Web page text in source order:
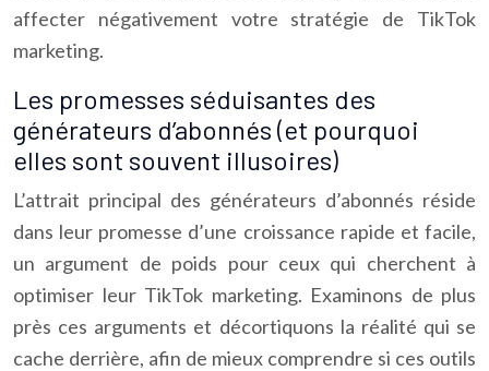
affecter négativement votre stratégie de TikTok
marketing.
Les promesses séduisantes des
générateurs d’abonnés (et pourquoi
elles sont souvent illusoires)
L’attrait principal des générateurs d’abonnés réside
dans leur promesse d’une croissance rapide et facile,
un argument de poids pour ceux qui cherchent à
optimiser leur TikTok marketing. Examinons de plus
près ces arguments et décortiquons la réalité qui se
cache derrière, afin de mieux comprendre si ces outils